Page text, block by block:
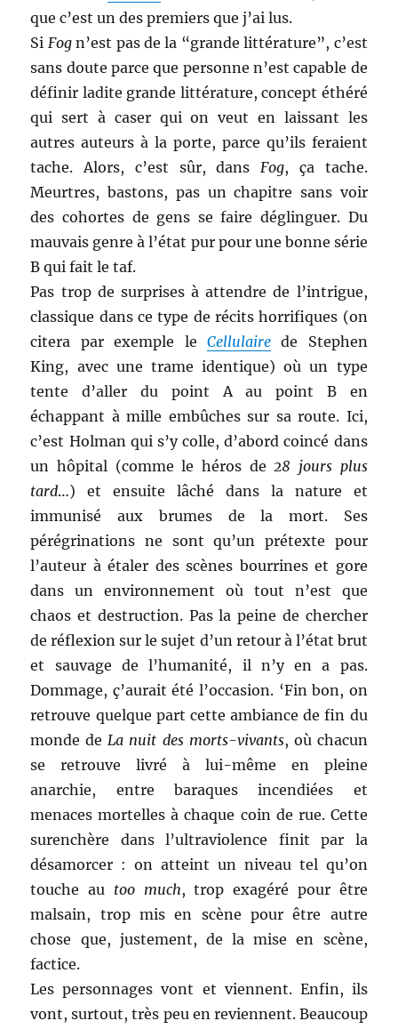
que c’est un des premiers que j’ai lus.
Si Fogn’est pas de la “grande littérature”, c’est
sans doute parce que personne n’est capable de
définir ladite grande littérature, concept éthéré
qui sert à caser qui on veut en laissant les
autres auteurs à la porte, parce qu’ils feraient
tache. Alors, c’est sûr, dansFog, ça tache.
Meurtres, bastons, pas un chapitre sans voir
des cohortes de gens se faire déglinguer. Du
mauvais genre à l’état pur pour une bonne série
B qui fait le taf.
Pas trop de surprises à attendre de l’intrigue,
classique dans ce type de récits horrifiques (on
citera par exemple le Cellulairede Stephen
King, avec une trame identique) où un type
tente d’aller du point A au point B en
échappant à mille embûches sur sa route. Ici,
c’est Holman qui s’y colle, d’abord coincé dans
un hôpital (comme le héros de28 jours plus
tard…) et ensuite lâché dans la nature et
immunisé aux brumes de la mort. Ses
pérégrinations ne sont qu’un prétexte pour
l’auteur à étaler des scènes bourrines et gore
dans un environnement où tout n’est que
chaos et destruction. Pas la peine de chercher
de réflexion sur le sujet d’un retour à l’état brut
et sauvage de l’humanité, il n’y en a pas.
Dommage, ç’aurait été l’occasion. ‘Fin bon, on
retrouve quelque part cette ambiance de fin du
monde deLa nuit des morts-vivants, où chacun
se retrouve livré à lui-même en pleine
anarchie, entre baraques incendiées et
menaces mortelles à chaque coin de rue. Cette
surenchère dans l’ultraviolence finit par la
désamorcer : on atteint un niveau tel qu’on
touche au too much, trop exagéré pour être
malsain, trop mis en scène pour être autre
chose que, justement, de la mise en scène,
factice.
Les personnages vont et viennent. Enfin, ils
vont, surtout, très peu en reviennent. Beaucoup